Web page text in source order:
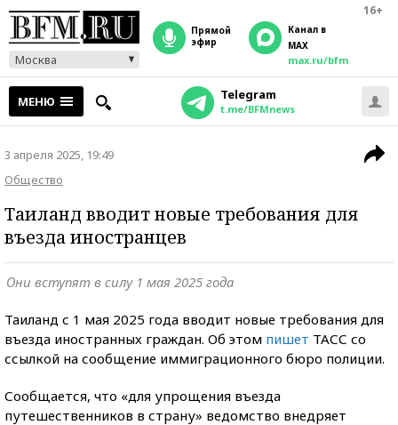
16+
Москва
прямой
эфир
Канал в
MAX
max.ru/bfm
МЕНЮ Telegram
t.me/BFMnews
3 апреля 2025, 19:49
Общество
Таиланд вводит новые требования для
въезда иностранцев
Они вступят в силу 1 мая 2025 года
Таиланд с 1 мая 2025 года вводит новые требования для
въезда иностранных граждан. Об этом пишет ТАСС со
ссылкой на сообщение иммиграционного бюро полиции.
Сообщается, что «для упрощения въезда
путешественников в страну» ведомство внедряет